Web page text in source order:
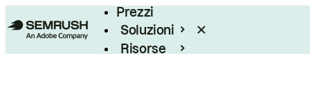
Prezzi
Soluzioni
Risorse